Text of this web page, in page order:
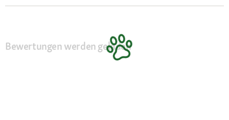
Bewertungen werden geladen